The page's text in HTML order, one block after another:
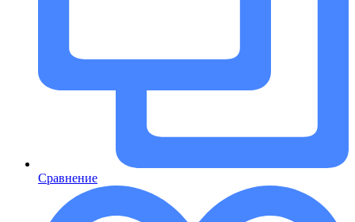
Сравнение